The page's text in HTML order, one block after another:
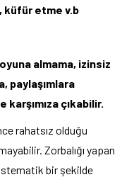
küfür etme v.b
almama, izinsiz
paylaşımlara
karşımıza çıkabilir.
rahatsız olduğu
Zorbalığı yapan
bir şekilde